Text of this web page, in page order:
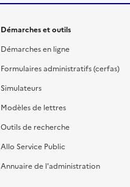
Démarches et outils
Démarches en ligne
Formulaires administratifs (cerfas)
Simulateurs
Modèles de lettres
Outils de recherche
Allo Service Public
Annuaire de l'administration